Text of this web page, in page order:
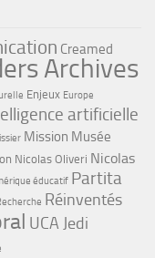
Creamed
Archives
Enjeux Europe
artificielle
Mission Musée
Nicolas Oliveri Nicolas
éducatif Partita
Réinventés
UCA Jedi